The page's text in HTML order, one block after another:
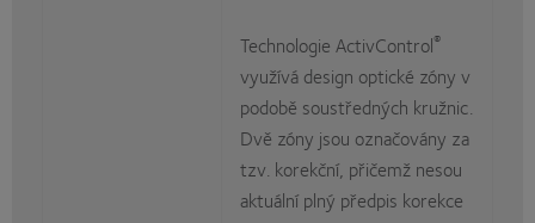
Technologie ActivControl®
využívá design optické zóny v
podobě soustředných kružnic.
Dvě zóny jsou označovány za
tzv. korekční, přičemž nesou
aktuální plný předpis korekce